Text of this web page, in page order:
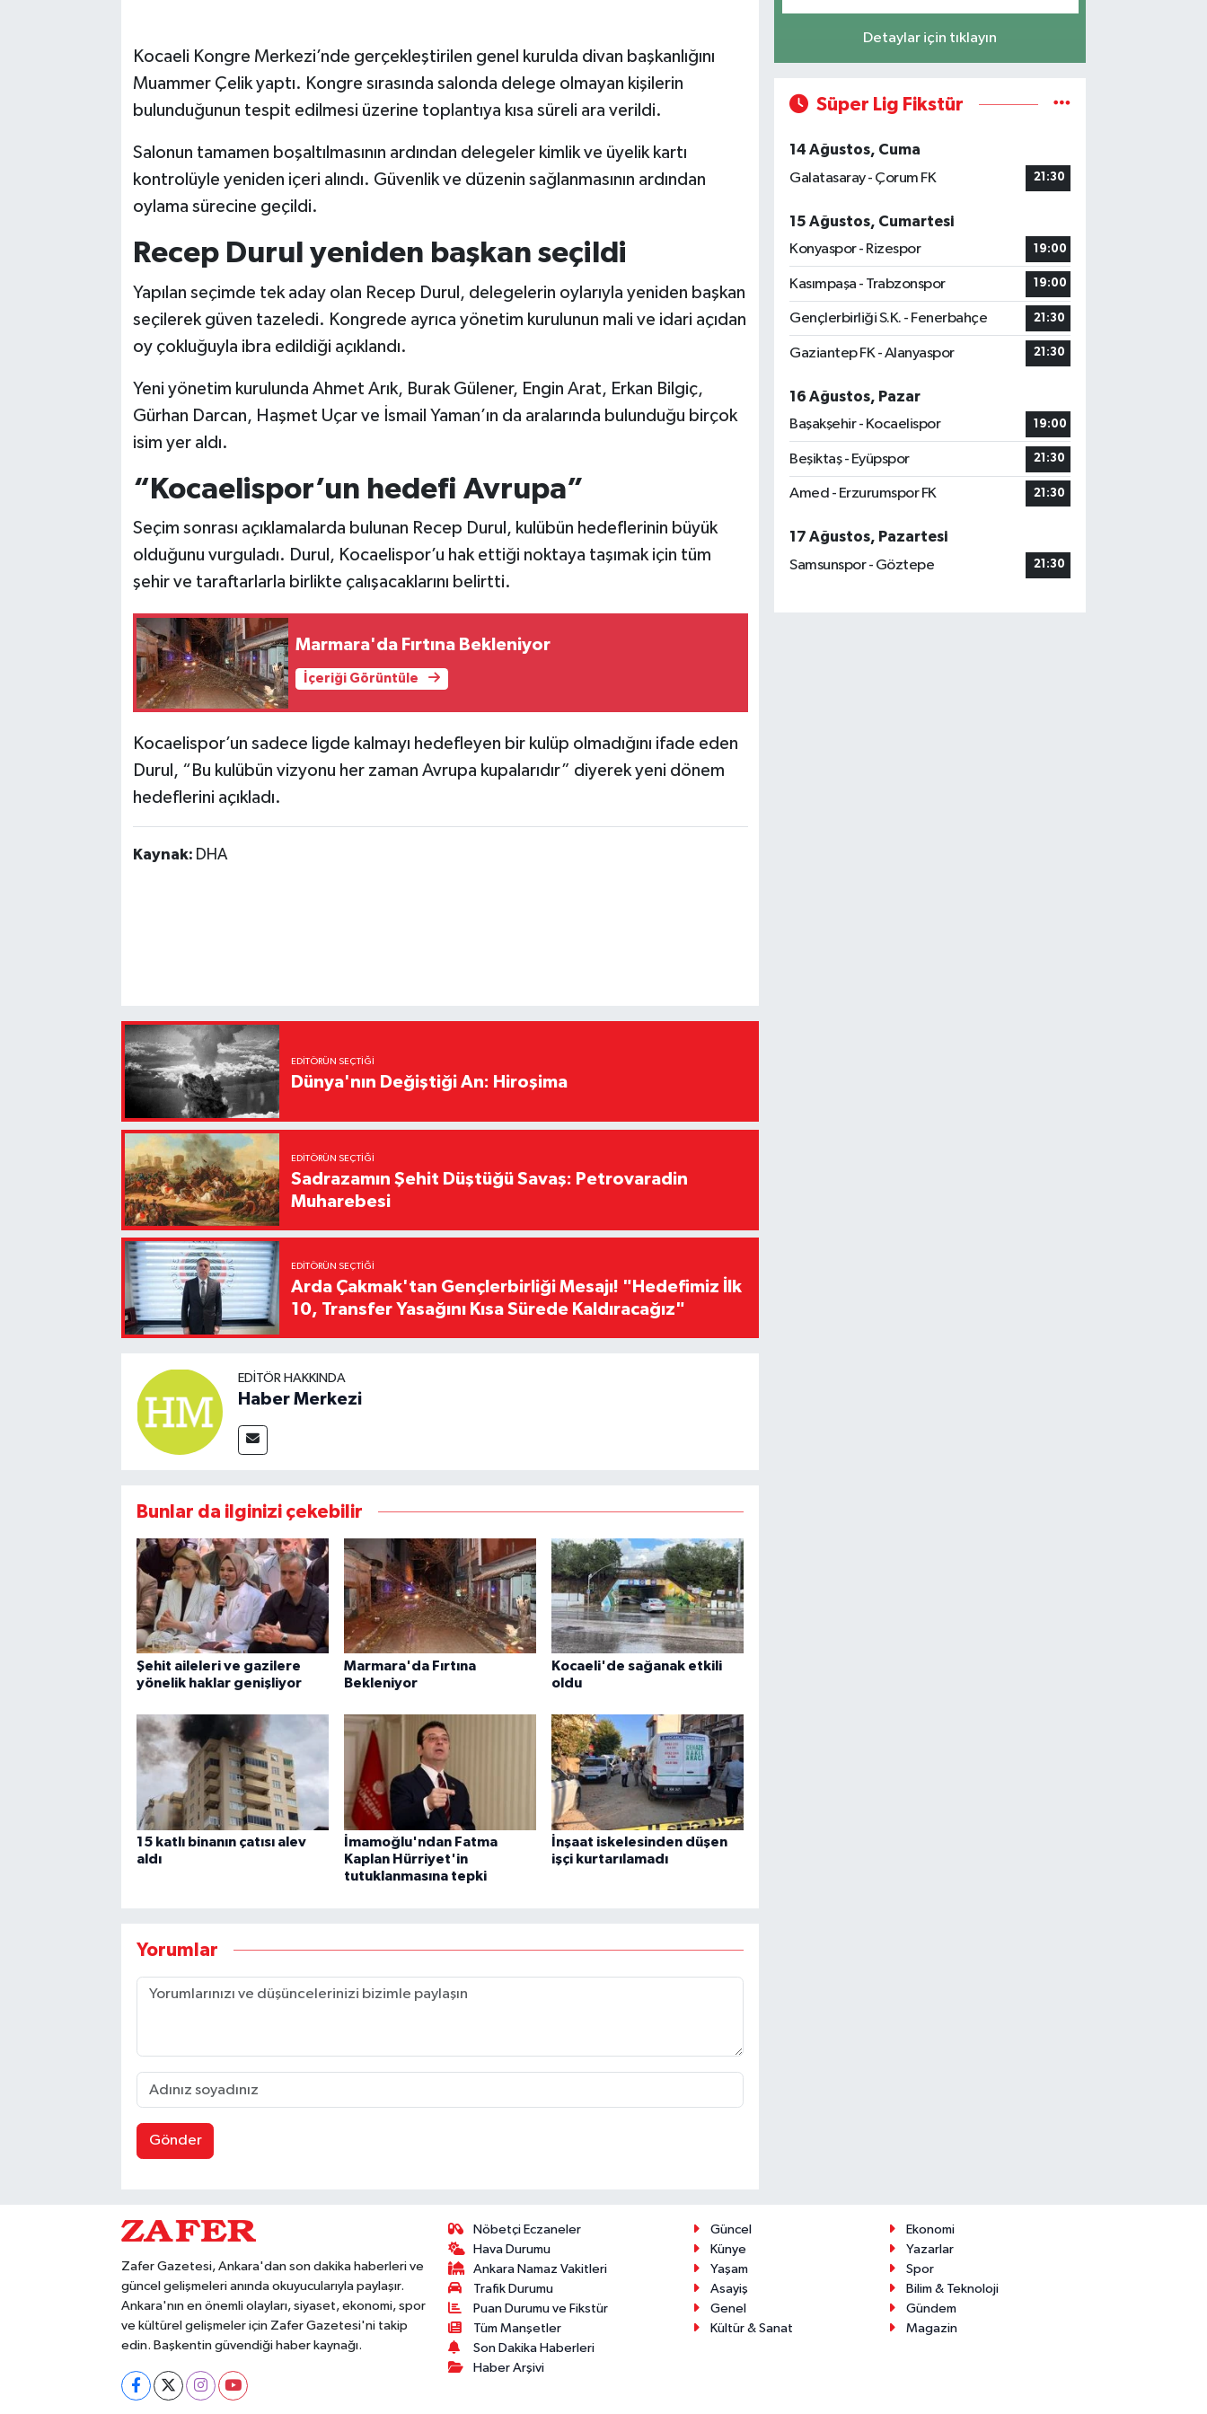
Kocaeli Kongre Merkezi’nde gerçekleştirilen genel kurulda divan başkanlığını
Muammer Çelik yaptı. Kongre sırasında salonda delege olmayan kişilerin
bulunduğunun tespit edilmesi üzerine toplantıya kısa süreli ara verildi.
Salonun tamamen boşaltılmasının ardından delegeler kimlik ve üyelik kartı
kontrolüyle yeniden içeri alındı. Güvenlik ve düzenin sağlanmasının ardından
oylama sürecine geçildi.
Recep Durul yeniden başkan seçildi
Yapılan seçimde tek aday olan Recep Durul, delegelerin oylarıyla yeniden başkan
seçilerek güven tazeledi. Kongrede ayrıca yönetim kurulunun mali ve idari açıdan
oy çokluğuyla ibra edildiği açıklandı.
Yeni yönetim kurulunda Ahmet Arık, Burak Gülener, Engin Arat, Erkan Bilgiç,
Gürhan Darcan, Haşmet Uçar ve İsmail Yaman’ın da aralarında bulunduğu birçok
isim yer aldı.
“Kocaelispor’un hedefi Avrupa”
Seçim sonrası açıklamalarda bulunan Recep Durul, kulübün hedeflerinin büyük
olduğunu vurguladı. Durul, Kocaelispor’u hak ettiği noktaya taşımak için tüm
şehir ve taraftarlarla birlikte çalışacaklarını belirtti.
Marmara'da Fırtına Bekleniyor
İçeriği Görüntüle
Kocaelispor’un sadece ligde kalmayı hedefleyen bir kulüp olmadığını ifade eden
Durul, “Bu kulübün vizyonu her zaman Avrupa kupalarıdır” diyerek yeni dönem
hedeflerini açıkladı.
Kaynak: DHA
EDITÖRÜN SEÇTIĞI
Dünya'nın Değiştiği An: Hiroşima
EDITÖRÜN SEÇTIĞI
Sadrazamın Şehit Düştüğü Savaş: Petrovaradin
Muharebesi
EDITÖRÜN SEÇTIĞI
Arda Çakmak'tan Gençlerbirliği Mesajı! "Hedefimiz İlk
10, Transfer Yasağını Kısa Sürede Kaldıracağız"
EDITÖR HAKKINDA
Haber Merkezi
Bunlar da ilginizi çekebilir
Şehit aileleri ve gazilere
yönelik haklar genişliyor
Marmara'da Fırtına
Bekleniyor
Kocaeli'de sağanak etkili
oldu
15 katlı binanın çatısı alev
aldı
İmamoğlu'ndan Fatma
Kaplan Hürriyet'in
tutuklanmasına tepki
İnşaat iskelesinden düşen
işçi kurtarılamadı
Yorumlar
Gönder
Detaylar için tıklayın
Süper Lig Fikstür
14 Ağustos, Cuma
Galatasaray - Çorum FK
21:30
15 Ağustos, Cumartesi
Konyaspor - Rizespor
19:00
Kasımpaşa - Trabzonspor 19:00
Gençlerbirliği S.K. - Fenerbahçe 21:30
Gaziantep FK - Alanyaspor 21:30
16 Ağustos, Pazar
Başakşehir - Kocaelispor
19:00
Beşiktaş - Eyüpspor 21:30
Amed - Erzurumspor FK 21:30
17 Ağustos, Pazartesi
Samsunspor - Göztepe
21:30
Zafer Gazetesi, Ankara'dan son dakika haberleri ve
güncel gelişmeleri anında okuyucularıyla paylaşır.
Ankara'nın en önemli olayları, siyaset, ekonomi, spor
ve kültürel gelişmeler için Zafer Gazetesi'ni takip
edin. Başkentin güvendiği haber kaynağı.
Nöbetçi Eczaneler
Hava Durumu
Ankara Namaz Vakitleri
Trafik Durumu
Puan Durumu ve Fikstür
Tüm Manşetler
Son Dakika Haberleri
Haber Arşivi
Güncel
Ekonomi
Künye
Yazarlar
Yaşam
Spor
Asayiş
Bilim & Teknoloji
Genel
Gündem
Kültür & Sanat
Magazin